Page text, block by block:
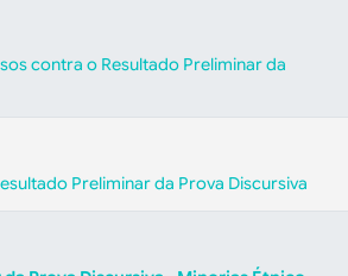
contra o Resultado Preliminar da
Preliminar da Prova Discursiva